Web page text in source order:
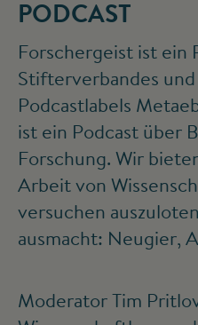
PODCAST
Forschergeist ist ein
Stifterverbandes
Podcastlabels
ist ein Podcast über
Forschung. Wir
Arbeit von
versuchen
ausmacht: Neugier,
Moderator Tim